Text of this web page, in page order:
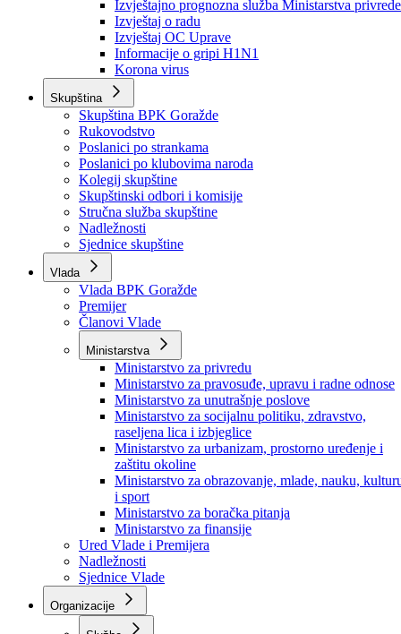
Obavještenja i izvještaji
Obavještenja Vlade
Izvještajno prognozna služba Ministarstva privrede
Izvještaj o radu
Izvještaj OC Uprave
Informacije o gripi H1N1
Korona virus
Skupština
Skupština BPK Goražde
Rukovodstvo
Poslanici po strankama
Poslanici po klubovima naroda
Kolegij skupštine
Skupštinski odbori i komisije
Stručna služba skupštine
Nadležnosti
Sjednice skupštine
Vlada
Vlada BPK Goražde
Premijer
Članovi Vlade
Ministarstva
Ministarstvo za privredu
Ministarstvo za pravosuđe, upravu i radne odnose
Ministarstvo za unutrašnje poslove
Ministarstvo za socijalnu politiku, zdravstvo,
raseljena lica i izbjeglice
Ministarstvo za urbanizam, prostorno uređenje i
zaštitu okoline
Ministarstvo za obrazovanje, mlade, nauku,
i sport
Ministarstvo za boračka pitanja
Ministarstvo za finansije
Ured Vlade i Premijera
Nadležnosti
Sjednice Vlade